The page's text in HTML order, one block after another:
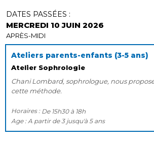
Ateliers parents-enfants (3-5 ans)
Atelier Sophrologie
DATES PASSÉES :
MERCREDI 10 JUIN 2026
APRÈS-MIDI
Chani Lombard, sophrologue, nous
cette méthode.
Horaires : De 15h30 à 18h
Age : A partir de 3 jusqu'à 5 ans